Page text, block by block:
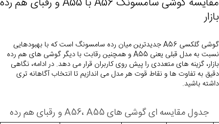
بازار
داشته باشید.
جدول مقایسه ای گوشی های A56، A55 و رقبای هم رده